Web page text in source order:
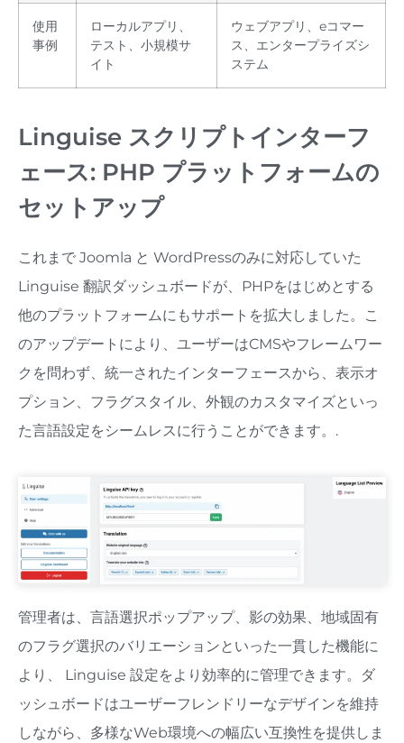
使用
事例
ローカルアプリ、
テスト、小規模サ
イト
ウェブアプリ、eコマー
ス、エンタープライズシ
ステム
Linguise スクリプトインターフ
ェース: PHP プラットフォームの
セットアップ
これまで Joomla と WordPressのみに対応していた
Linguise 翻訳ダッシュボードが、PHPをはじめとする
他のプラットフォームにもサポートを拡大しました。こ
のアップデートにより、ユーザーはCMSやフレームワー
クを問わず、統一されたインターフェースから、表示オ
プション、フラグスタイル、外観のカスタマイズといっ
た言語設定をシームレスに行うことができます。.
管理者は、言語選択ポップアップ、影の効果、地域固有
のフラグ選択のバリエーションといった一貫した機能に
より、 Linguise 設定をより効率的に管理できます。ダ
ッシュボードはユーザーフレンドリーなデザインを維持
しながら、多様なWeb環境への幅広い互換性を提供しま